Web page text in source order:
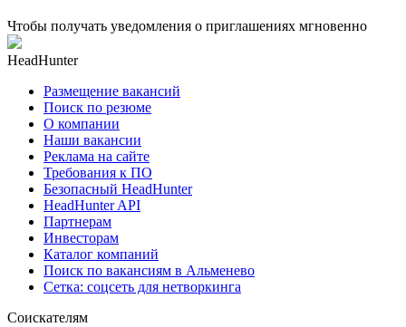
Чтобы получать уведомления о приглашениях мгновенно
HeadHunter
Размещение вакансий
Поиск по резюме
О компании
Наши вакансии
Реклама на сайте
Требования к ПО
Безопасный HeadHunter
HeadHunter API
Партнерам
Инвесторам
Каталог компаний
Поиск по вакансиям в Альменево
Сетка: соцсеть для нетворкинга
Соискателям